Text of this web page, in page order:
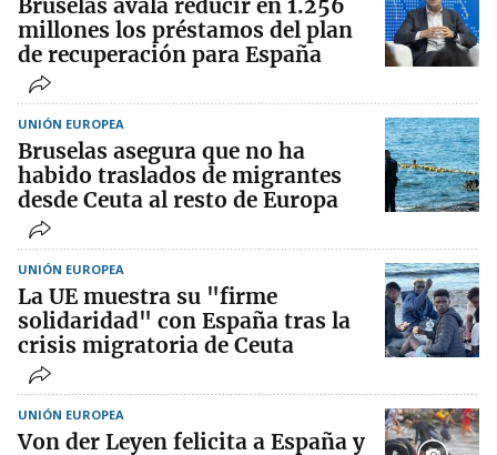
millones los préstamos del plan
de recuperación para España
UNIÓN EUROPEA
Bruselas asegura que no ha
habido traslados de migrantes
desde Ceuta al resto de Europa
UNIÓN EUROPEA
La UE muestra su "firme
solidaridad" con España tras la
crisis migratoria de Ceuta
UNIÓN EUROPEA
Von der Leyen felicita a España y